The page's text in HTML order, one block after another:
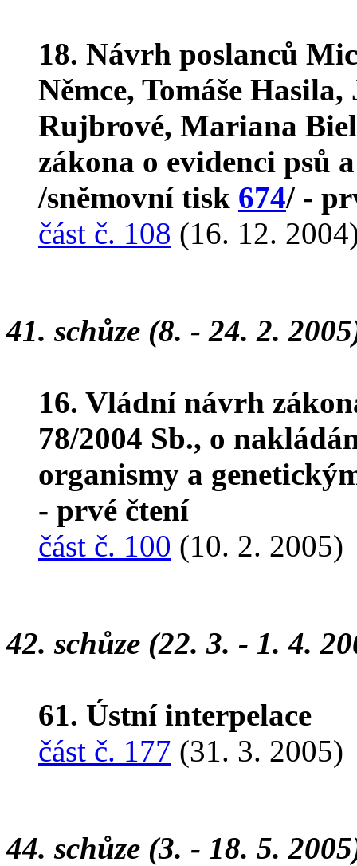
18. Návrh poslanců
Němce, Tomáše
Rujbrové, Mariana
zákona o evidenci psů
/sněmovní tisk 674/ -
část č. 108 (16. 12.
41. schůze (8. - 24. 2.
16. Vládní návrh
78/2004 Sb., o
organismy a
- prvé čtení
část č. 100 (10. 2. 2005)
42. schůze (22. 3. - 1. 4.
61. Ústní interpelace
část č. 177 (31. 3. 2005)
44. schůze (3. - 18. 5.